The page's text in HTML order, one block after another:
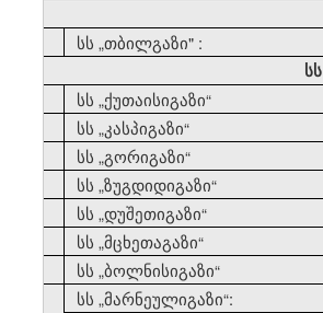
სს„თბილგაზი" :
სს
სს„ქუთაისიგაზი“
სს„კასპიგაზი“
სს„გორიგაზი“
სს„ზუგდიდიგაზი“
სს„დუშეთიგაზი“
სს„მცხეთაგაზი“
სს„ბოლნისიგაზი“
სს„მარნეულიგაზი“: